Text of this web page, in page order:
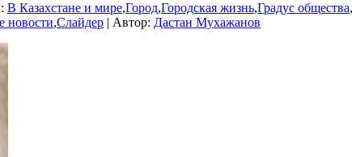
В Казахстане и мире,Город,Городская жизнь,Градус общества,
новости,Слайдер Автор: Дастан Мухажанов